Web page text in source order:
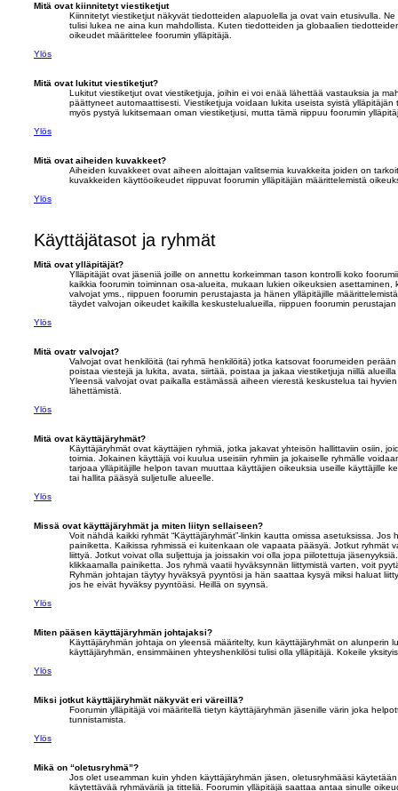
Mitä ovat kiinnitetyt viestiketjut
Kiinnitetyt viestiketjut näkyvät tiedotteiden alapuolella ja ovat vain etusivulla.
tulisi lukea ne aina kun mahdollista. Kuten tiedotteiden ja globaalien
oikeudet määrittelee foorumin ylläpitäjä.
Ylös
Mitä ovat lukitut viestiketjut?
Lukitut viestiketjut ovat viestiketjuja, joihin ei voi enää lähettää vastauksia ja
päättyneet automaattisesti. Viestiketjuja voidaan lukita useista syistä
myös pystyä lukitsemaan oman viestiketjusi, mutta tämä riippuu foorumin
Ylös
Mitä ovat aiheiden kuvakkeet?
Aiheiden kuvakkeet ovat aiheen aloittajan valitsemia kuvakkeita joiden on
kuvakkeiden käyttöoikeudet riippuvat foorumin ylläpitäjän määrittelemistä
Ylös
Käyttäjätasot ja ryhmät
Mitä ovat ylläpitäjät?
Ylläpitäjät ovat jäseniä joille on annettu korkeimman tason kontrolli koko
kaikkia foorumin toiminnan osa-alueita, mukaan lukien oikeuksien asettaminen,
valvojat yms., riippuen foorumin perustajasta ja hänen ylläpitäjille
täydet valvojan oikeudet kaikilla keskustelualueilla, riippuen foorumin
Ylös
Mitä ovatr valvojat?
Valvojat ovat henkilöitä (tai ryhmä henkilöitä) jotka katsovat foorumeiden
poistaa viestejä ja lukita, avata, siirtää, poistaa ja jakaa viestiketjuja niillä
Yleensä valvojat ovat paikalla estämässä aiheen vierestä keskustelua tai
lähettämistä.
Ylös
Mitä ovat käyttäjäryhmät?
Käyttäjäryhmät ovat käyttäjien ryhmiä, jotka jakavat yhteisön hallittaviin osiin,
toimia. Jokainen käyttäjä voi kuulua useisiin ryhmiin ja jokaiselle ryhmälle
tarjoaa ylläpitäjille helpon tavan muuttaa käyttäjien oikeuksia useille käyttäjille
tai hallita pääsyä suljetulle alueelle.
Ylös
Missä ovat käyttäjäryhmät ja miten liityn sellaiseen?
Voit nähdä kaikki ryhmät “Käyttäjäryhmät”-linkin kautta omissa asetuksissa.
painiketta. Kaikissa ryhmissä ei kuitenkaan ole vapaata pääsyä. Jotkut ryhmät
liittyä. Jotkut voivat olla suljettuja ja joissakin voi olla jopa piilotettuja
klikkaamalla painiketta. Jos ryhmä vaatii hyväksynnän liittymistä varten, voit
Ryhmän johtajan täytyy hyväksyä pyyntösi ja hän saattaa kysyä miksi haluat
jos he eivät hyväksy pyyntöäsi. Heillä on syynsä.
Ylös
Miten pääsen käyttäjäryhmän johtajaksi?
Käyttäjäryhmän johtaja on yleensä määritelty, kun käyttäjäryhmät on alunperin
käyttäjäryhmän, ensimmäinen yhteyshenkilösi tulisi olla ylläpitäjä. Kokeile
Ylös
Miksi jotkut käyttäjäryhmät näkyvät eri väreillä?
Foorumin ylläpitäjä voi määritellä tietyn käyttäjäryhmän jäsenille värin joka
tunnistamista.
Ylös
Mikä on “oletusryhmä”?
Jos olet useamman kuin yhden käyttäjäryhmän jäsen, oletusryhmääsi
käytettävää ryhmäväriä ja titteliä. Foorumin ylläpitäjä saattaa antaa sinulle